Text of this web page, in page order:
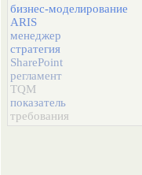
бизнес-моделирование
ARIS
менеджер
стратегия
SharePoint
регламент
TQM
показатель
требования